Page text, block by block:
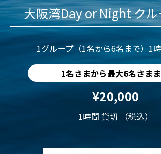
大阪湾Day or Night ク
1グループ（1名から6名まで）1
1名さまから最大6名さま
¥20,000
1時間 貸切 （税込）